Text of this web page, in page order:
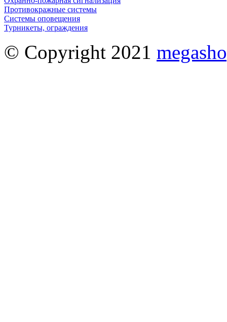
Противокражные системы
Системы оповещения
Турникеты, ограждения
© Copyright 2021